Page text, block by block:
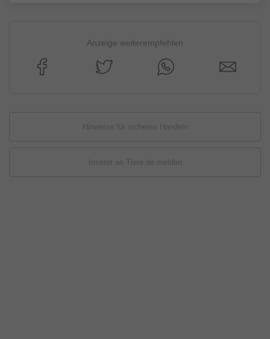
Anzeige weiterempfehlen
Hinweise für sicheres Handeln
Inserat an Tiere.de melden